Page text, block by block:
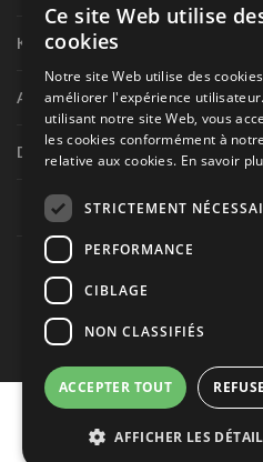
Karting
Autres séries nationales
Divers
Tous droits réservés © Les
Ce site est produit et hébergé
Politique de confidentialité
Ce site Web utilise
cookies
Notre site Web utilise des
améliorer l'expérience
utilisant notre site Web, vous
les cookies conformément à
relative aux cookies. En savoir
STRICTEMENT
PERFORMANCE
CIBLAGE
NON CLASSIFIÉS
ACCEPTER TOUT
AFFICHER LES